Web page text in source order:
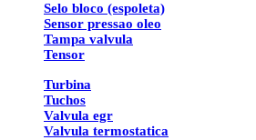
Selo bloco (espoleta)
Sensor pressao oleo
Tampa valvula
Tensor
Turbina
Tuchos
Valvula egr
Valvula termostatica